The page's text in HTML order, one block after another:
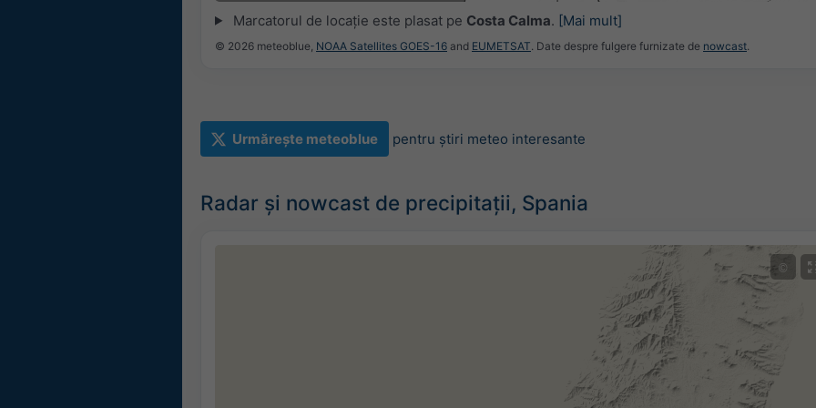
Marcatorul de locație este plasat pe Costa Calma. [Mai mult]
© 2026 meteoblue, NOAA Satellites GOES-16 and EUMETSAT. Date despre fulgere furnizate de nowcast.
Urmărește meteoblue pentru știri meteo interesante
Radar și nowcast de precipitații, Spania
©